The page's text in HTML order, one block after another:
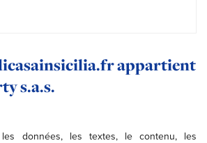
appartient
s.a.s.
données, les textes, le contenu, les